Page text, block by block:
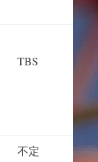
TBS
不定